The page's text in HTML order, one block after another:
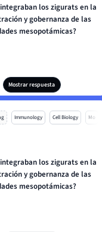
integraban los zigurats en la
y gobernanza de las
mesopotámicas?
Mostrar respuesta
Immunology Cell Biology Mo
integraban los zigurats en la
y gobernanza de las
mesopotámicas?